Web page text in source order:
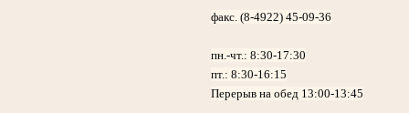
факс. (8-4922) 45-09-36
пн.-чт.:8:30-17:30
пт.:8:30-16:15
Перерыв на обед 13:00-13:45